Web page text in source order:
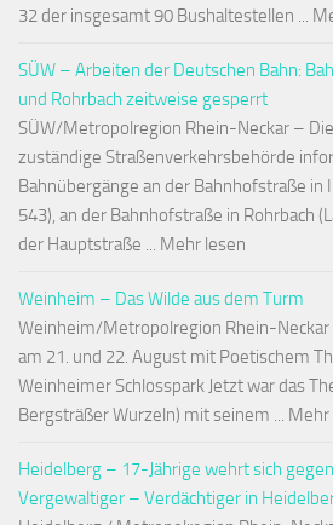
32 der insgesamt 90 Bushaltestellen ...
SÜW – Arbeiten der Deutschen Bahn:
und Rohrbach zeitweise gesperrt
SÜW/Metropolregion Rhein-Neckar –
zuständige Straßenverkehrsbehörde
Bahnübergänge an der Bahnhofstraße in
543), an der Bahnhofstraße in Rohrbach
der Hauptstraße ... Mehr lesen
Weinheim – Das Wilde aus dem Turm
Weinheim/Metropolregion Rhein-
am 21. und 22. August mit Poetischem
Weinheimer Schlosspark Jetzt war das
Bergsträßer Wurzeln) mit seinem ... Mehr
Heidelberg – 17-Jährige wehrt sich
Vergewaltiger – Verdächtiger in